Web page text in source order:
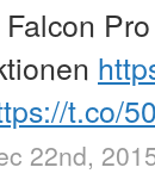
t.co/
22nd,